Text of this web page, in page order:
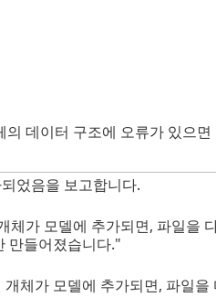
데이터 구조에 오류가 있으면
었음을 보고합니다.
가 모델에 추가되면, 파일을
만들어졌습니다."
체가 모델에 추가되면, 파일